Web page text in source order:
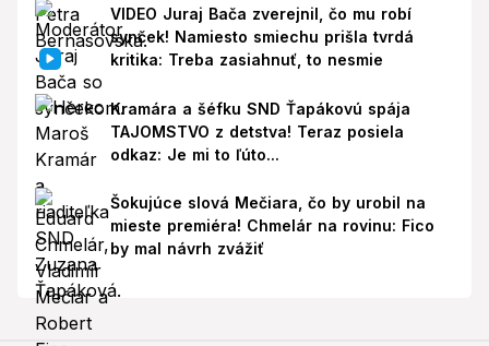
VIDEO Juraj Bača zverejnil, čo mu robí
synček! Namiesto smiechu prišla tvrdá
kritika: Treba zasiahnuť, to nesmie
Kramára a šéfku SND Ťapákovú spája
TAJOMSTVO z detstva! Teraz posiela
odkaz: Je mi to ľúto...
Šokujúce slová Mečiara, čo by urobil na
mieste premiéra! Chmelár na rovinu: Fico
by mal návrh zvážiť